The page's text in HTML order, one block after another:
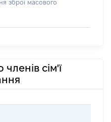
зброї масового
сім'ї